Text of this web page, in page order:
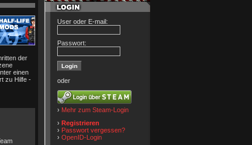
der
einen
zu Hilfe -
User oder E-mail:
Passwort:
oder
› Mehr zum Steam-Login
› Registrieren
› Passwort vergessen?
› OpenID-Login